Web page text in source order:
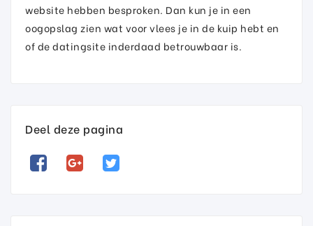
website hebben besproken. Dan kun je in een
oogopslag zien wat voor vlees je in de kuip hebt en
of de datingsite inderdaad betrouwbaar is.
Deel deze pagina